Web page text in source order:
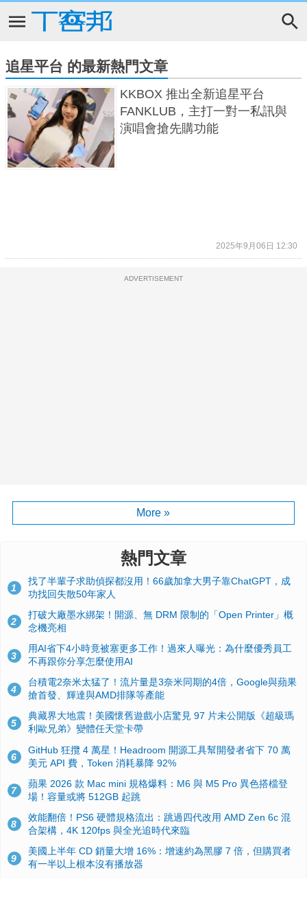
追星平台 的最新熱門文章
KKBOX 推出全新追星平台
FANKLUB，主打一對一私訊與
演唱會搶先購功能
2025年9月06日 12:30
ADVERTISEMENT
More »
熱門文章
1
找了半輩子求助偵探都沒用！66歲加拿大男子靠ChatGPT，成
功找回失散50年家人
2
打破大廠墨水綁架！開源、無 DRM 限制的「Open Printer」概
念機亮相
3
用AI省下4小時竟被塞更多工作！過來人曝光：為什麼優秀員工
不再跟你分享怎麼使用AI
4
台積電2奈米太猛了！流片量是3奈米同期的4倍，Google與蘋果
搶首發、輝達與AMD排隊等產能
5
典藏界大地震！美國懷舊遊戲小店驚見 97 片未公開版《超級瑪
利歐兄弟》變體任天堂卡帶
6
GitHub 狂攬 4 萬星！Headroom 開源工具幫開發者省下 70 萬
美元 API 費，Token 消耗暴降 92%
7
蘋果 2026 款 Mac mini 規格爆料：M6 與 M5 Pro 異色搭檔登
場！容量或將 512GB 起跳
8
效能翻倍！PS6 硬體規格流出：跳過四代改用 AMD Zen 6c 混
合架構，4K 120fps 與全光追時代來臨
9
美國上半年 CD 銷量大增 16%：增速約為黑膠 7 倍，但購買者
有一半以上根本沒有播放器